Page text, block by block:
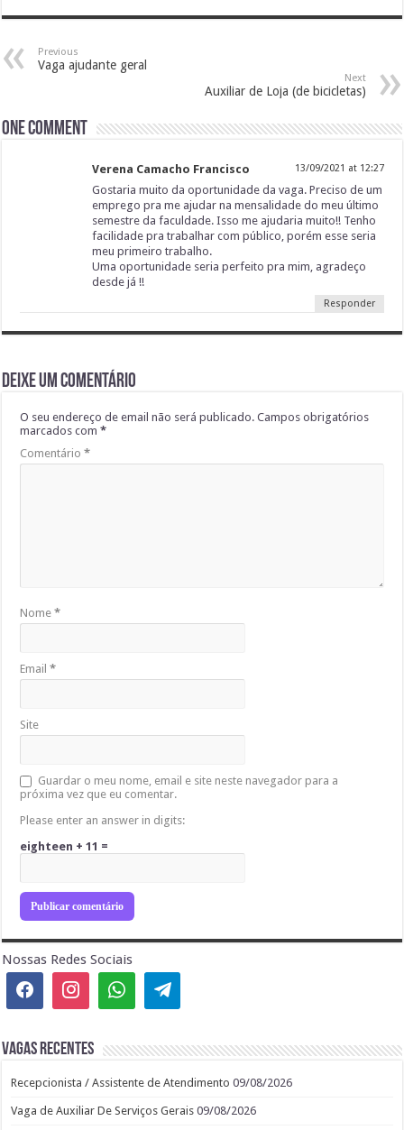
Previous
Vaga ajudante geral
Next
Auxiliar de Loja (de bicicletas)
One comment
Verena Camacho Francisco 13/09/2021 at 12:27
Gostaria muito da oportunidade da vaga. Preciso de um
emprego pra me ajudar na mensalidade do meu último
semestre da faculdade. Isso me ajudaria muito!! Tenho
facilidade pra trabalhar com público, porém esse seria
meu primeiro trabalho.
Uma oportunidade seria perfeito pra mim, agradeço
desde já !!
Responder
Deixe um comentário
O seu endereço de email não será publicado. Campos obrigatórios
marcados com*
Comentário*
Nome*
Email*
Site
Guardar o meu nome, email e site neste navegador para a
próxima vez que eu comentar.
Please enter an answer in digits:
eighteen + 11 =
Nossas Redes Sociais
Vagas recentes
Recepcionista / Assistente de Atendimento 09/08/2026
Vaga de Auxiliar De Serviços Gerais 09/08/2026